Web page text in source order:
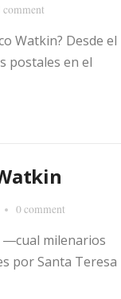
comment
Watkin? Desde el
postales en el
0 comment
―cual milenarios
por Santa Teresa